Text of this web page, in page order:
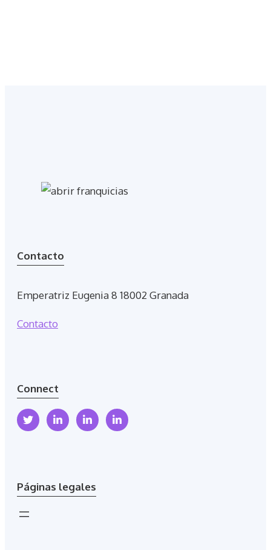
Contacto
Emperatriz Eugenia 8 18002 Granada
Contacto
Connect
Páginas legales